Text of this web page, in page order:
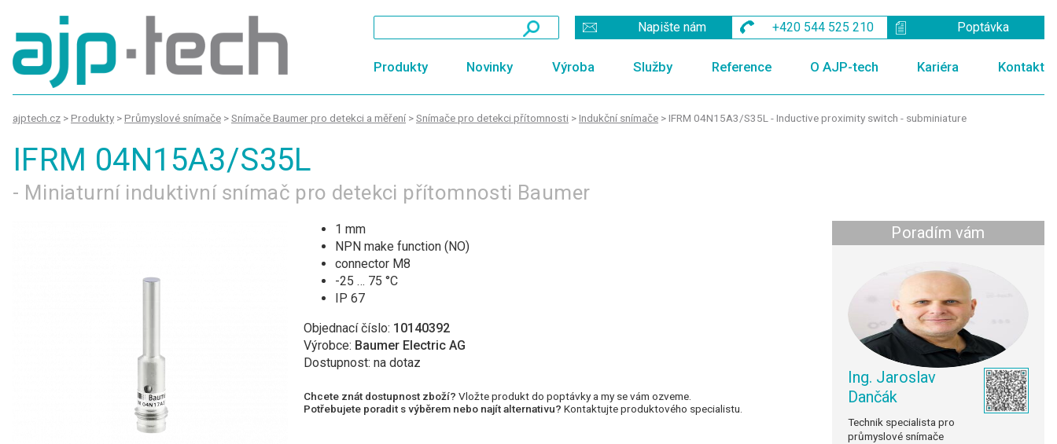
Poptávka
+420 544 525 210
Napište nám
Produkty Novinky Výroba Služby Reference O AJP-tech Kariéra Kontakt
ajptech.cz >Produkty >Průmyslové snímače >Snímače Baumer pro detekci a měření >Snímače pro detekci přítomnosti >Indukční snímače >IFRM 04N15A3/S35L - Inductive proximity switch - subminiature
IFRM 04N15A3/S35L
- Miniaturní induktivní snímač pro detekci přítomnosti Baumer
1 mm
NPN make function (NO)
connector M8
-25 … 75 °C
IP 67
Objednací číslo: 10140392
Výrobce: Baumer Electric AG
Dostupnost: na dotaz
Chcete znát dostupnost zboží? Vložte produkt do poptávky a my se vám ozveme.
Potřebujete poradit s výběrem nebo najít alternativu? Kontaktujte produktového specialistu.
Poradím vám
Ing. Jaroslav
Dančák
Technik specialista pro
průmyslové snímače